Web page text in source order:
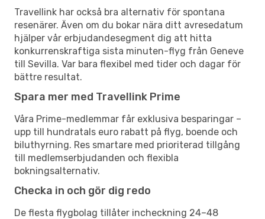
Travellink har också bra alternativ för spontana
resenärer. Även om du bokar nära ditt avresedatum
hjälper vår erbjudandesegment dig att hitta
konkurrenskraftiga sista minuten-flyg från Geneve
till Sevilla. Var bara flexibel med tider och dagar för
bättre resultat.
Spara mer med Travellink Prime
Våra Prime-medlemmar får exklusiva besparingar –
upp till hundratals euro rabatt på flyg, boende och
biluthyrning. Res smartare med prioriterad tillgång
till medlemserbjudanden och flexibla
bokningsalternativ.
Checka in och gör dig redo
De flesta flygbolag tillåter incheckning 24–48